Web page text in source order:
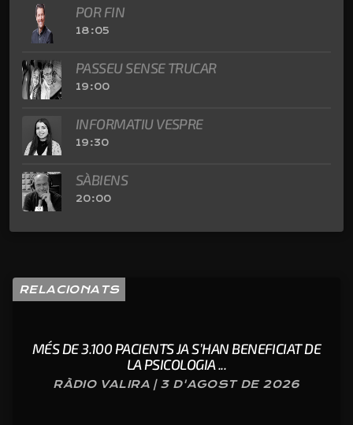
POR FIN
18:05
PASSEU SENSE TRUCAR
19:00
INFORMATIU VESPRE
19:30
SÀBIENS
20:00
RELACIONATS
MÉS DE 3.100 PACIENTS JA S’HAN BENEFICIAT DE
LA PSICOLOGIA ...
RÀDIO VALIRA | 3 D'AGOST DE 2026